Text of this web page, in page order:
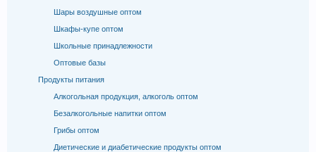
Шары воздушные оптом
Шкафы-купе оптом
Школьные принадлежности
Оптовые базы
Продукты питания
Алкогольная продукция, алкоголь оптом
Безалкогольные напитки оптом
Грибы оптом
Диетические и диабетические продукты оптом